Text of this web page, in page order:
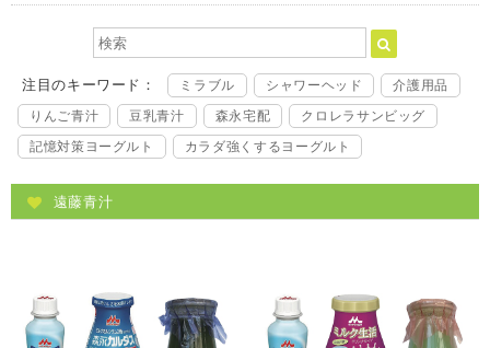
注目のキーワード： ミラブル シャワーヘッド
介護用品
りんご青汁
豆乳青汁 森永宅配
クロレラサンビッグ
記憶対策ヨーグルト
カラダ強くするヨーグルト
遠藤青汁